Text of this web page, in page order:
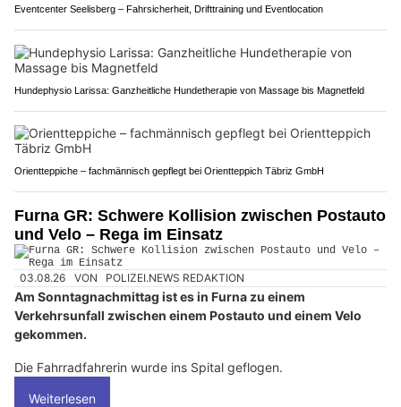
Eventcenter Seelisberg – Fahrsicherheit, Drifttraining und Eventlocation
Hundephysio Larissa: Ganzheitliche Hundetherapie von Massage bis Magnetfeld
Orientteppiche – fachmännisch gepflegt bei Orientteppich Täbriz GmbH
Furna GR: Schwere Kollision zwischen Postauto
und Velo – Rega im Einsatz
03.08.26 VON POLIZEI.NEWS REDAKTION
Am Sonntagnachmittag ist es in Furna zu einem
Verkehrsunfall zwischen einem Postauto und einem Velo
gekommen.
Die Fahrradfahrerin wurde ins Spital geflogen.
Weiterlesen